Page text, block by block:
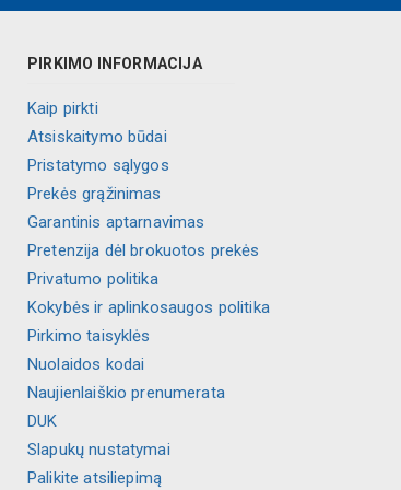
PIRKIMO INFORMACIJA
Kaip pirkti
Atsiskaitymo būdai
Pristatymo sąlygos
Prekės grąžinimas
Garantinis aptarnavimas
Pretenzija dėl brokuotos prekės
Privatumo politika
Kokybės ir aplinkosaugos politika
Pirkimo taisyklės
Nuolaidos kodai
Naujienlaiškio prenumerata
DUK
Slapukų nustatymai
Palikite atsiliepimą